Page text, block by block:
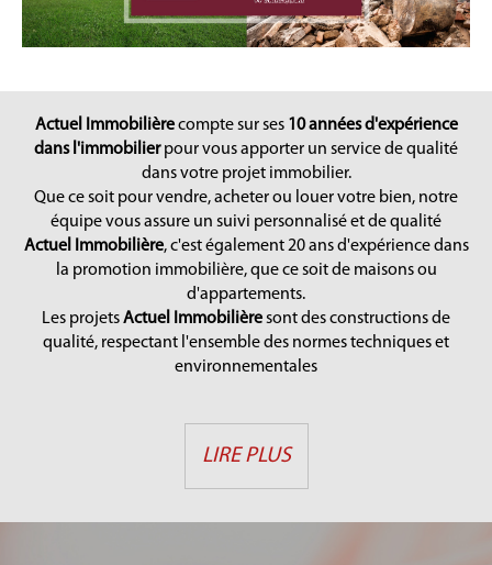
Actuel Immobilièrecompte sur ses 10 années d'expérience
dans l'immobilierpour vous apporter un service de qualité
dans votre projet immobilier.
Que ce soit pour vendre, acheter ou louer votre bien, notre
équipe vous assure un suivi personnalisé et de qualité
Actuel Immobilière, c'est également 20 ans d'expérience dans
la promotion immobilière, que ce soit de maisons ou
d'appartements.
Les projetsActuel Immobilièresont des constructions de
qualité, respectant l'ensemble des normes techniques et
environnementales
LIRE PLUS